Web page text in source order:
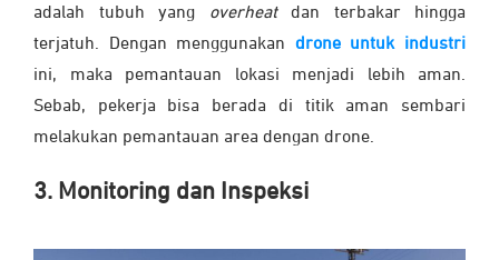
adalah tubuh yang overheatdan terbakar hingga
terjatuh. Dengan menggunakan drone untuk industri
ini, maka pemantauan lokasi menjadi lebih aman.
Sebab, pekerja bisa berada di titik aman sembari
melakukan pemantauan area dengan drone.
3. Monitoring dan Inspeksi